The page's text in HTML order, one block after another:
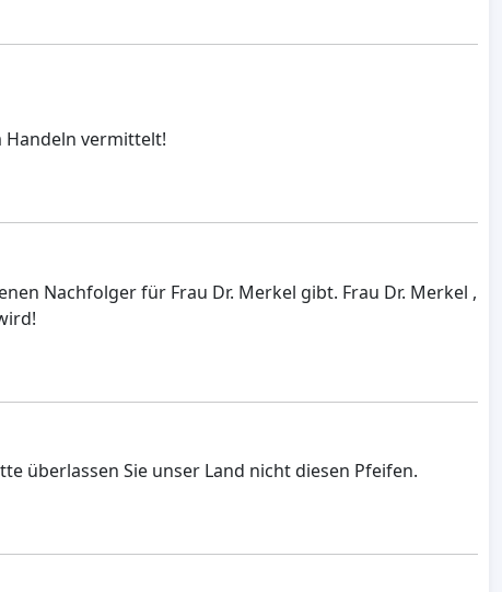
Handeln vermittelt!
Nachfolger für Frau Dr. Merkel gibt. Frau Dr. Merkel ,
überlassen Sie unser Land nicht diesen Pfeifen.